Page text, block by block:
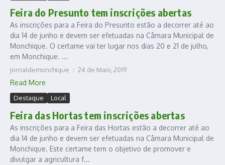
Feira do Presunto tem inscrições abertas
As inscrições para a Feira do Presunto estão a decorrer até ao
dia 14 de junho e devem ser efetuadas na Câmara Municipal de
Monchique. O certame vai ter lugar nos dias 20 e 21 de julho,
em Monchique. ...
jornaldemonchique 24 de Maio, 2019
Read More
Destaque Local
Feira das Hortas tem inscrições abertas
As inscrições para a Feira das Hortas estão a decorrer até ao
dia 14 de junho e devem ser efetuadas na Câmara Municipal de
Monchique. Este certame tem o objetivo de promover e
divulgar a agricultura f...